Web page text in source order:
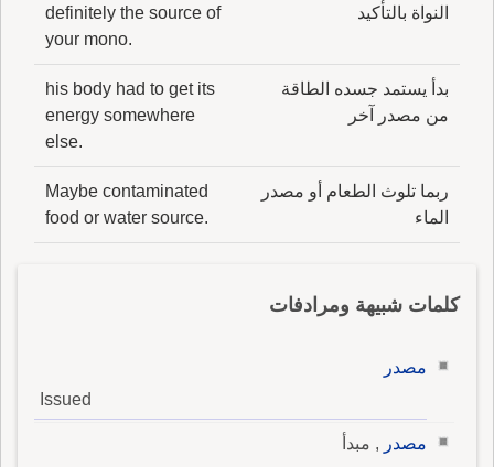
النواة بالتأكيد
definitely the source of
your mono.
بدأ يستمد جسده الطاقة
من مصدر آخر
his body had to get its
energy somewhere
else.
ربما تلوث الطعام أو مصدر
الماء
Maybe contaminated
food or water source.
كلمات شبيهة ومرادفات
مصدر
Issued
مصدر , مبدأ